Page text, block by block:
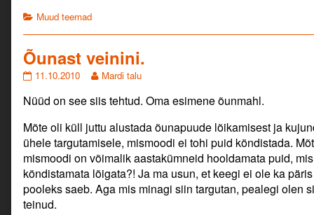
Categories
Muud teemad
Õunast veinini.
Õunast
published
11.10.2010
Read
posts
the
author
of
Õunast
veinini.,
Mardi talu
Nüüd on see siis tehtud. Oma esimene õunmahl.
Mõte oli küll juttu alustada õunapuude lõikamisest ja
ühele targutamisele, mismoodi ei tohi puid köndistada.
mismoodi on võimalik aastakümneid hooldamata puid,
köndistamata lõigata?! Ja ma usun, et keegi ei ole ka
pooleks saeb. Aga mis minagi siin targutan, pealegi olen
teinud.